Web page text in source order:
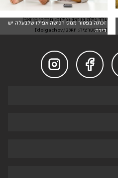
זכתה בפטור ממס רכישה אפילו שלבעלה יש
דירה
עו"ד גילה בן זאב (צילום: מרדכי בן זאב)
[אילוסטרציה: dolgachov,123RF]

